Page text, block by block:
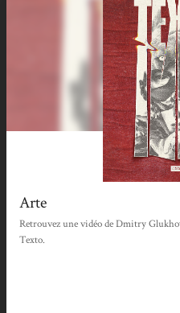
Arte
Retrouvez une vidéo de Dmitry
Texto.